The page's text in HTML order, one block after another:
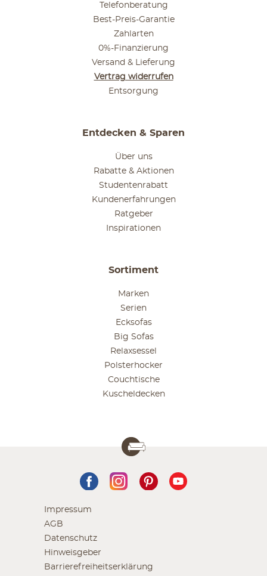
Telefonberatung
Best-Preis-Garantie
Zahlarten
0%-Finanzierung
Versand & Lieferung
Vertrag widerrufen
Entsorgung
Entdecken & Sparen
Über uns
Rabatte & Aktionen
Studentenrabatt
Kundenerfahrungen
Ratgeber
Inspirationen
Sortiment
Marken
Serien
Ecksofas
Big Sofas
Relaxsessel
Polsterhocker
Couchtische
Kuscheldecken
Impressum
AGB
Datenschutz
Hinweisgeber
Barrierefreiheitserklärung